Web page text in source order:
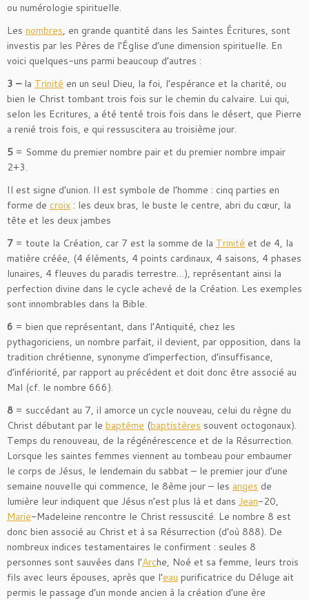
ou numérologie spirituelle.
Les nombres, en grande quantité dans les Saintes Écritures, sont
investis par les Pères de l’Église d’une dimension spirituelle. En
voici quelques-uns parmi beaucoup d’autres :
3 –la Trinité en un seul Dieu, la foi, l’espérance et la charité, ou
bien le Christ tombant trois fois sur le chemin du calvaire. Lui qui,
selon les Ecritures, a été tenté trois fois dans le désert, que Pierre
a renié trois fois, e qui ressuscitera au troisième jour.
5 = Somme du premier nombre pair et du premier nombre impair
2+3.
Il est signe d’union. Il est symbole de l’homme : cinq parties en
forme de croix : les deux bras, le buste le centre, abri du cœur, la
tête et les deux jambes
7 = toute la Création, car 7 est la somme de la Trinité et de 4, la
matière créée, (4 éléments, 4 points cardinaux, 4 saisons, 4 phases
lunaires, 4 fleuves du paradis terrestre…), représentant ainsi la
perfection divine dans le cycle achevé de la Création. Les exemples
sont innombrables dans la Bible.
6 = bien que représentant, dans l’Antiquité, chez les
pythagoriciens, un nombre parfait, il devient, par opposition, dans la
tradition chrétienne, synonyme d’imperfection, d’insuffisance,
d’infériorité, par rapport au précédent et doit donc être associé au
Mal (cf. le nombre 666).
8 = succédant au 7, il amorce un cycle nouveau, celui du règne du
Christ débutant par le baptême (baptistères souvent octogonaux).
Temps du renouveau, de la régénérescence et de la Résurrection.
Lorsque les saintes femmes viennent au tombeau pour embaumer
le corps de Jésus, le lendemain du sabbat – le premier jour d’une
semaine nouvelle qui commence, le 8ème jour – les anges de
lumière leur indiquent que Jésus n’est plus là et dans Jean-20,
Marie-Madeleine rencontre le Christ ressuscité. Le nombre 8 est
donc bien associé au Christ et à sa Résurrection (d’où 888). De
nombreux indices testamentaires le confirment : seules 8
personnes sont sauvées dans l’Arche, Noé et sa femme, leurs trois
fils avec leurs épouses, après que l’eau purificatrice du Déluge ait
permis le passage d’un monde ancien à la création d’une ère